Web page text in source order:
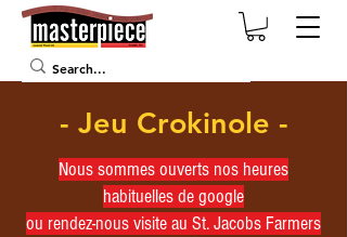
- Jeu Crokinole -
Nous sommes ouverts nos heures
habituelles de google
ou rendez-nous visite au St. Jacobs Farmers